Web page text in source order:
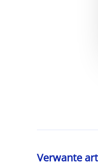
Verwante